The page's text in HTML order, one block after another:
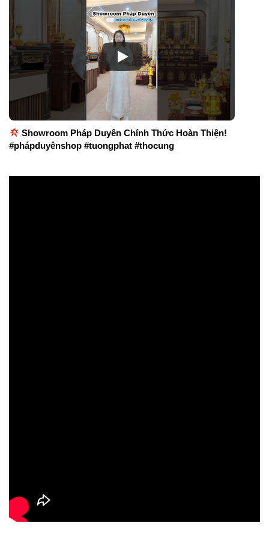
Showroom Pháp Duyên Chính Thức Hoàn Thiện!
#phápduyênshop #tuongphat #thocung